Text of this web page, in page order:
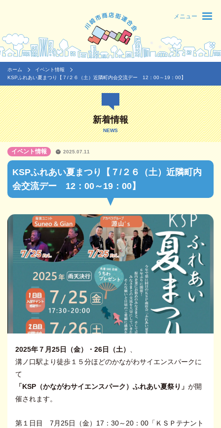
メニュー
ホーム
イベント情報
KSPふれあい夏まつり【７/２６（土）近隣町内会交流デー 12：00～19：00】
新着情報
NEWS
KSPふれあい夏まつり【７/２６（土）近隣町内
会交流デー 12：00～19：00】
イベント情報 2025.07.11
2025年７月25日（金）・26日（土） 、
溝ノ口駅より徒歩１５分ほどのかながわサイエンスパークに
て
「KSP（かながわサイエンスパーク）ふれあい夏祭り」 が開
催されます。
第１日目 7月25日（金）17：30～20：00「ＫＳＰテナント